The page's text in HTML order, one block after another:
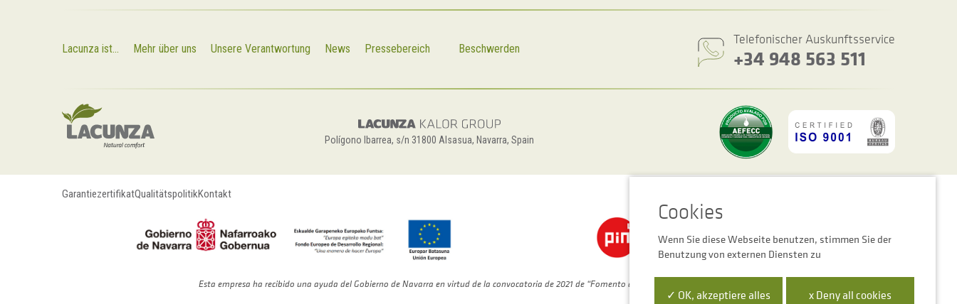
Lacunza ist... Mehr über uns Unsere Verantwortung News Pressebereich Beschwerden
Telefonischer Auskunftsservice
+34 948 563 511
Polígono Ibarrea, s/n 31800 Alsasua, Navarra, Spain
GarantiezertifikatQualitätspolitikKontakt
Esta empresa ha recibido una ayuda del Gobierno de Navarra en virtud de la convocatoria de 2021 de “Fomento de la Empresa Digital de Navarra”
Wenn Sie diese Webseite benutzen, stimmen Sie der
Benutzung von externen Diensten zu
✓ OK, akzeptiere alles x Deny all cookies